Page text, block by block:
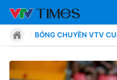
BÓNG CHUYỀN VTV